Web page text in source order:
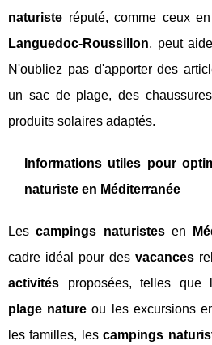
naturiste réputé, comme ceux en
Languedoc-Roussillon, peut
N'oubliez pas d'apporter des
un sac de plage, des
produits solaires adaptés.
Informations utiles pour
naturiste en Méditerranée
Lescampings naturistesen
cadre idéal pour des vacances
activités proposées, telles que
plage nature ou les excursions
les familles, lescampings